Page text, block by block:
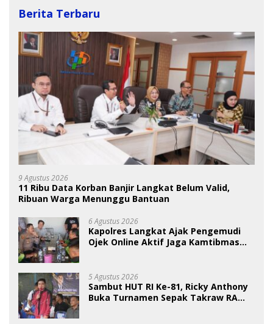
Berita Terbaru
9 Agustus 2026
11 Ribu Data Korban Banjir Langkat Belum Valid,
Ribuan Warga Menunggu Bantuan
6 Agustus 2026
Kapolres Langkat Ajak Pengemudi
Ojek Online Aktif Jaga Kamtibmas
5 Agustus 2026
Sambut HUT RI Ke-81, Ricky Anthony
Buka Turnamen Sepak Takraw RA